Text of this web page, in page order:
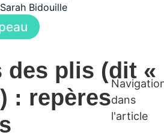
Sarah Bidouille
des plis (dit «
: repèresdans
l'article